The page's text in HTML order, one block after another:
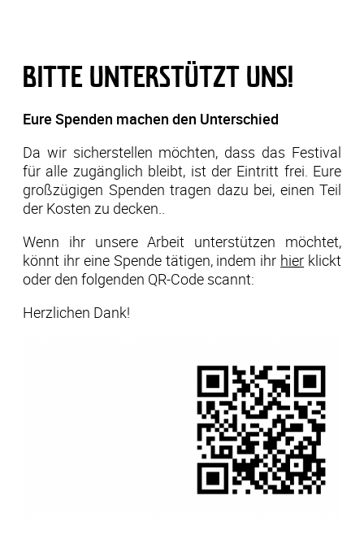
BITTE UNTERSTÜTZT UNS!
Eure Spenden machen den Unterschied
Da wir sicherstellen möchten, dass das Festival
für alle zugänglich bleibt, ist der Eintritt frei. Eure
großzügigen Spenden tragen dazu bei, einen Teil
der Kosten zu decken..
Wenn ihr unsere Arbeit unterstützen möchtet,
könnt ihr eine Spende tätigen, indem ihr hier klickt
oder den folgenden QR-Code scannt:
Herzlichen Dank!